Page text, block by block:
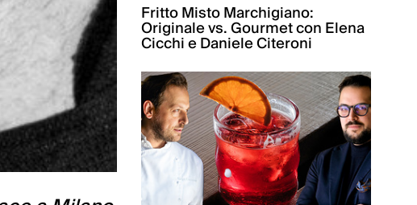
Fritto Misto Marchigiano:
Originale vs. Gourmet con Elena
Cicchi e Daniele Citeroni